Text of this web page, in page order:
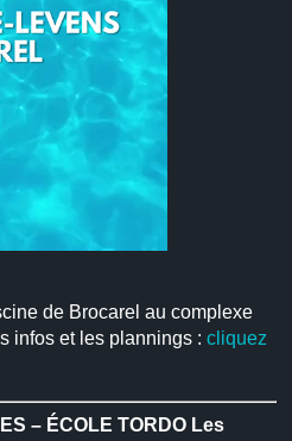
de Brocarel au complexe
infos et les plannings :cliquez
– ÉCOLE TORDO Les